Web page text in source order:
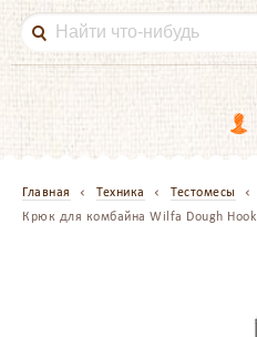
Главная Техника Тестомесы
Крюк для комбайна Wilfa Dough Hook